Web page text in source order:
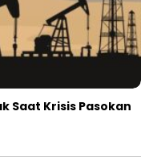
Saat Krisis Pasokan